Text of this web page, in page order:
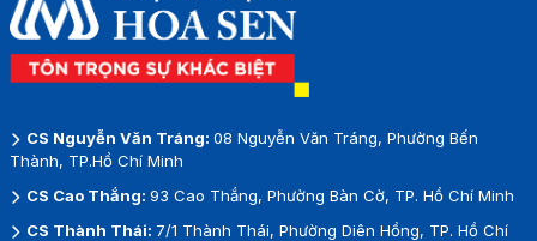
CS Nguyễn Văn Tráng: 08 Nguyễn Văn Tráng, Phường Bến
Thành, TP.Hồ Chí Minh
CS Cao Thắng: 93 Cao Thắng, Phường Bàn Cờ, TP. Hồ Chí Minh
CS Thành Thái: 7/1 Thành Thái, Phường Diên Hồng, TP. Hồ Chí